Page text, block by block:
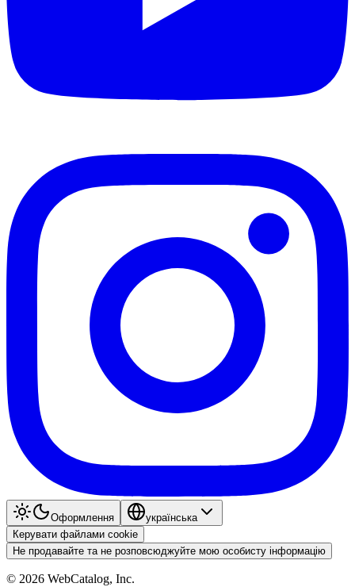
Оформлення
українська
Керувати файлами cookie
Не продавайте та не розповсюджуйте мою особисту інформацію
© 2026 WebCatalog, Inc.